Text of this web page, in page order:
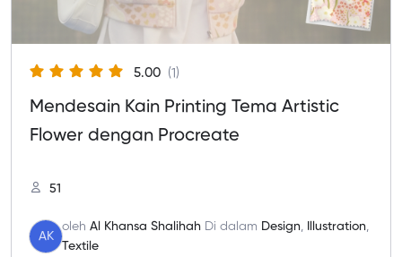
5.00 (1)
Mendesain Kain Printing Tema Artistic
Flower dengan Procreate
51
AK
oleh Al Khansa Shalihah Di dalam Design, Illustration,
Textile